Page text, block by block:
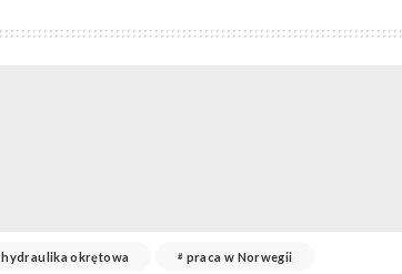
hydraulika okrętowa praca w Norwegii